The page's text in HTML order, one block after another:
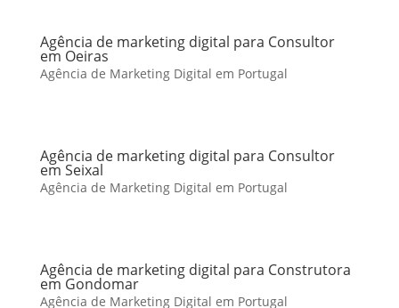
Agência de marketing digital para Consultor
em Oeiras
Agência de Marketing Digital em Portugal
Agência de marketing digital para Consultor
em Seixal
Agência de Marketing Digital em Portugal
Agência de marketing digital para Construtora
em Gondomar
Agência de Marketing Digital em Portugal